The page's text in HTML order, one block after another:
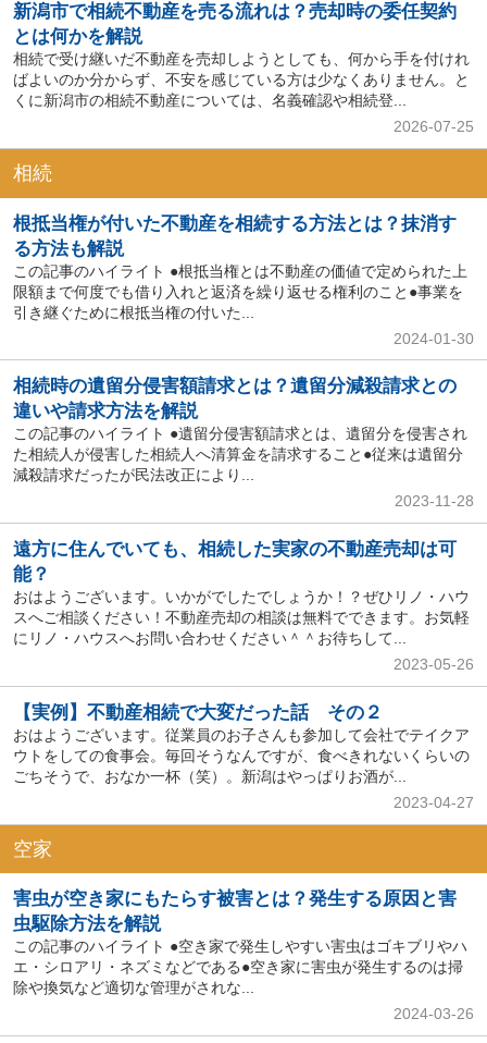
新潟市で相続不動産を売る流れは？売却時の委任契約
とは何かを解説
相続で受け継いだ不動産を売却しようとしても、何から手を付けれ
ばよいのか分からず、不安を感じている方は少なくありません。と
くに新潟市の相続不動産については、名義確認や相続登...
2026-07-25
相続
根抵当権が付いた不動産を相続する方法とは？抹消す
る方法も解説
この記事のハイライト ●根抵当権とは不動産の価値で定められた上
限額まで何度でも借り入れと返済を繰り返せる権利のこと●事業を
引き継ぐために根抵当権の付いた...
2024-01-30
相続時の遺留分侵害額請求とは？遺留分減殺請求との
違いや請求方法を解説
この記事のハイライト ●遺留分侵害額請求とは、遺留分を侵害され
た相続人が侵害した相続人へ清算金を請求すること●従来は遺留分
減殺請求だったが民法改正により...
2023-11-28
遠方に住んでいても、相続した実家の不動産売却は可
能？
おはようございます。いかがでしたでしょうか！？ぜひリノ・ハウ
スへご相談ください！不動産売却の相談は無料でできます。お気軽
にリノ・ハウスへお問い合わせください＾＾お待ちして...
2023-05-26
【実例】不動産相続で大変だった話 その２
おはようございます。従業員のお子さんも参加して会社でテイクア
ウトをしての食事会。毎回そうなんですが、食べきれないくらいの
ごちそうで、おなか一杯（笑）。新潟はやっぱりお酒が...
2023-04-27
空家
害虫が空き家にもたらす被害とは？発生する原因と害
虫駆除方法を解説
この記事のハイライト ●空き家で発生しやすい害虫はゴキブリやハ
エ・シロアリ・ネズミなどである●空き家に害虫が発生するのは掃
除や換気など適切な管理がされな...
2024-03-26